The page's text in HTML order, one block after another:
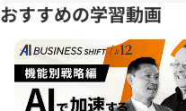
おすすめの学習動画